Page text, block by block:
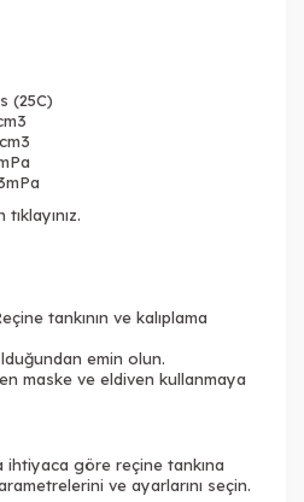
(25C)
tankının ve kalıplama
emin olun.
maske ve eldiven kullanmaya
ihtiyaca göre reçine tankına
ve ayarlarını seçin.